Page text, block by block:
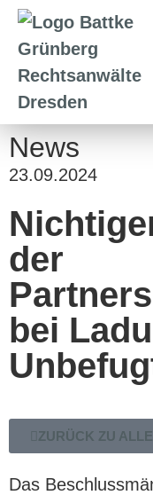
News
23.09.2024
der
bei
ZURÜCK ZU
Das